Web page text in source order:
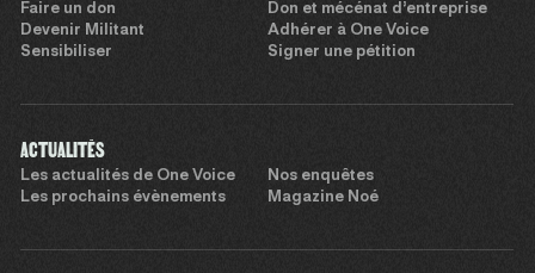
Faire un don
Don et mécénat d’entreprise
Devenir Militant
Adhérer à One Voice
Sensibiliser
Signer une pétition
ACTUALITÉS
Les actualités de One Voice
Nos enquêtes
Les prochains évènements
Magazine Noé